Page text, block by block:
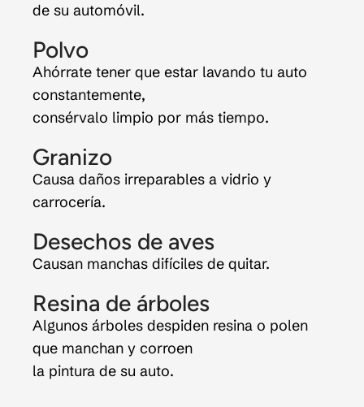
de su automóvil.
Polvo
Ahórrate tener que estar lavando tu auto
constantemente,
consérvalo limpio por más tiempo.
Granizo
Causa daños irreparables a vidrio y
carrocería.
Desechos de aves
Causan manchas difíciles de quitar.
Resina de árboles
Algunos árboles despiden resina o polen
que manchan y corroen
la pintura de su auto.